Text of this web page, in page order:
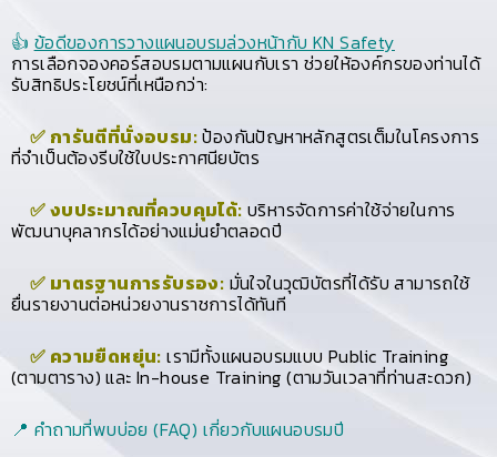
👍 ข้อดีของการวางแผนอบรมล่วงหน้ากับ KN Safety
การเลือกจองคอร์สอบรมตามแผนกับเรา ช่วยให้องค์กรของท่านได้
รับสิทธิประโยชน์ที่เหนือกว่า:
✅ การันตีที่นั่งอบรม:ป้องกันปัญหาหลักสูตรเต็มในโครงการ
ที่จำเป็นต้องรีบใช้ใบประกาศนียบัตร
✅ งบประมาณที่ควบคุมได้: บริหารจัดการค่าใช้จ่ายในการ
พัฒนาบุคลากรได้อย่างแม่นยำตลอดปี
✅ มาตรฐานการรับรอง: มั่นใจในวุฒิบัตรที่ได้รับ สามารถใช้
ยื่นรายงานต่อหน่วยงานราชการได้ทันที
✅ ความยืดหยุ่น: เรามีทั้งแผนอบรมแบบ Public Training
(ตามตาราง) และ In-house Training (ตามวันเวลาที่ท่านสะดวก)
📍 คำถามที่พบบ่อย (FAQ) เกี่ยวกับแผนอบรมปี